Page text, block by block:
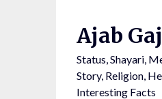
Ajab
Status, Shayari,
Story, Religion,
Interesting Facts